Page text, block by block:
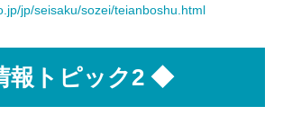
jp/seisaku/sozei/teianboshu.html
報トピック2 ◆